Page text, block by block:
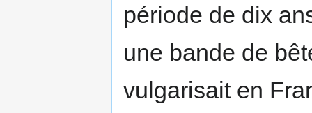
période de dix
une bande de
vulgarisait en